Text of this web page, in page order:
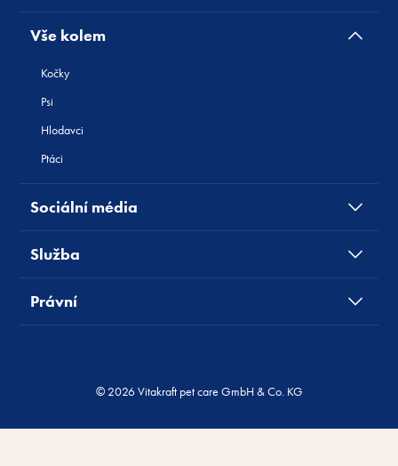
Vše kolem
Kočky
Psi
Hlodavci
Ptáci
Sociální média
Služba
Právní
© 2026 Vitakraft pet care GmbH & Co. KG